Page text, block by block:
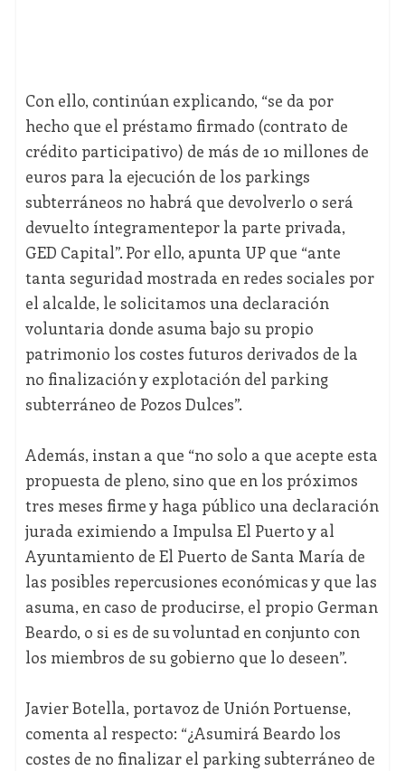
Con ello, continúan explicando, “se da por
hecho que el préstamo firmado (contrato de
crédito participativo) de más de 10 millones de
euros para la ejecución de los parkings
subterráneos no habrá que devolverlo o será
devuelto íntegramentepor la parte privada,
GED Capital”. Por ello, apunta UP que “ante
tanta seguridad mostrada en redes sociales por
el alcalde, le solicitamos una declaración
voluntaria donde asuma bajo su propio
patrimonio los costes futuros derivados de la
no finalización y explotación del parking
subterráneo de Pozos Dulces”.
Además, instan a que “no solo a que acepte esta
propuesta de pleno, sino que en los próximos
tres meses firme y haga público una declaración
jurada eximiendo a Impulsa El Puerto y al
Ayuntamiento de El Puerto de Santa María de
las posibles repercusiones económicas y que las
asuma, en caso de producirse, el propio German
Beardo, o si es de su voluntad en conjunto con
los miembros de su gobierno que lo deseen”.
Javier Botella, portavoz de Unión Portuense,
comenta al respecto: “¿Asumirá Beardo los
costes de no finalizar el parking subterráneo de